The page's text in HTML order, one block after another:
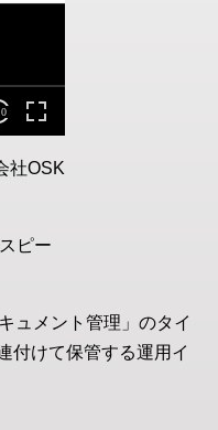
社OSK
ピー
ュメント管理」のタイ
付けて保管する運用イ